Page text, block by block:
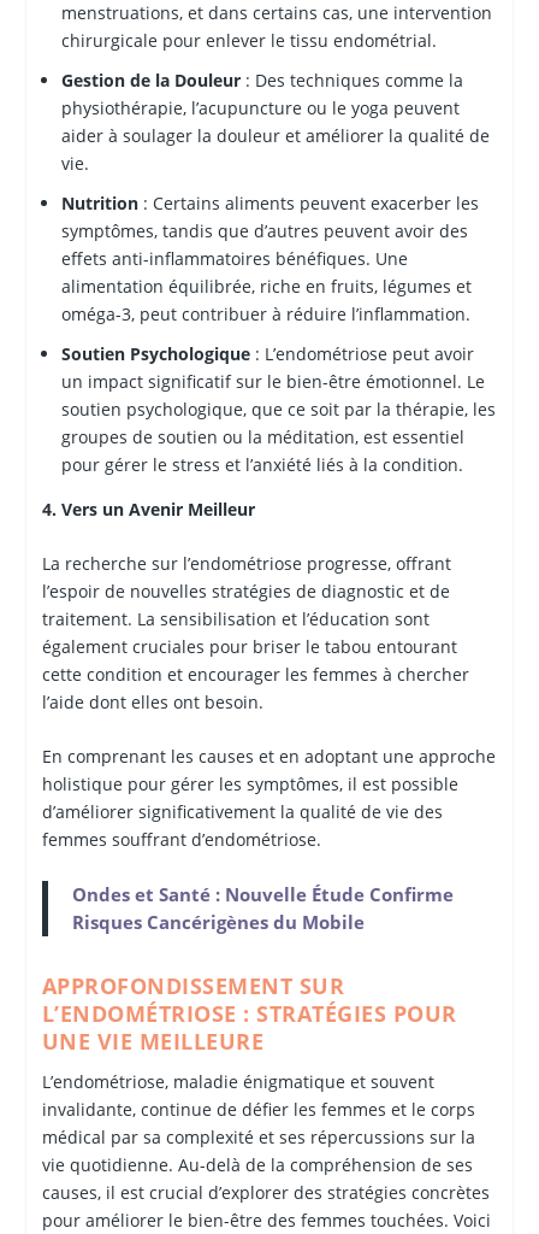
menstruations, et dans certains cas, une intervention
chirurgicale pour enlever le tissu endométrial.
Gestion de la Douleur: Des techniques comme la
physiothérapie, l’acupuncture ou le yoga peuvent
aider à soulager la douleur et améliorer la qualité de
vie.
Nutrition: Certains aliments peuvent exacerber les
symptômes, tandis que d’autres peuvent avoir des
effets anti-inflammatoires bénéfiques. Une
alimentation équilibrée, riche en fruits, légumes et
oméga-3, peut contribuer à réduire l’inflammation.
Soutien Psychologique: L’endométriose peut avoir
un impact significatif sur le bien-être émotionnel. Le
soutien psychologique, que ce soit par la thérapie, les
groupes de soutien ou la méditation, est essentiel
pour gérer le stress et l’anxiété liés à la condition.
4. Vers un Avenir Meilleur
La recherche sur l’endométriose progresse, offrant
l’espoir de nouvelles stratégies de diagnostic et de
traitement. La sensibilisation et l’éducation sont
également cruciales pour briser le tabou entourant
cette condition et encourager les femmes à chercher
l’aide dont elles ont besoin.
En comprenant les causes et en adoptant une approche
holistique pour gérer les symptômes, il est possible
d’améliorer significativement la qualité de vie des
femmes souffrant d’endométriose.
Ondes et Santé : Nouvelle Étude Confirme
Risques Cancérigènes du Mobile
APPROFONDISSEMENT SUR
L’ENDOMÉTRIOSE : STRATÉGIES POUR
UNE VIE MEILLEURE
L’endométriose, maladie énigmatique et souvent
invalidante, continue de défier les femmes et le corps
médical par sa complexité et ses répercussions sur la
vie quotidienne. Au-delà de la compréhension de ses
causes, il est crucial d’explorer des stratégies concrètes
pour améliorer le bien-être des femmes touchées. Voici